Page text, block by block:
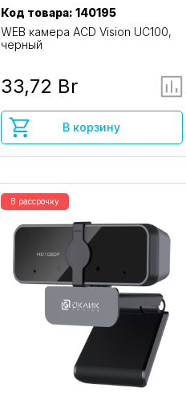
Код товара: 140195
WEB камера ACD Vision UC100,
черный
33,72 Br
В корзину
В рассрочку